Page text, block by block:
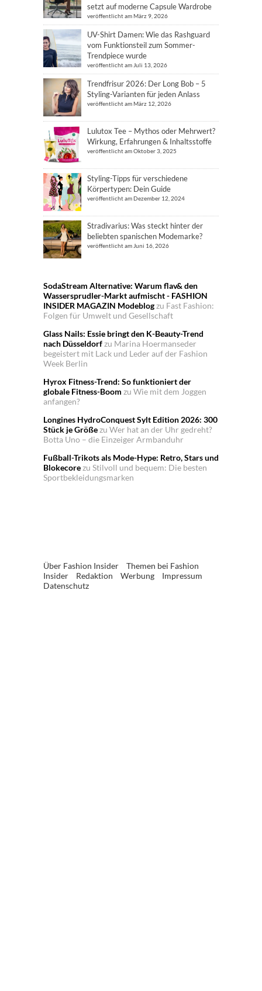
setzt auf moderne Capsule Wardrobe
veröffentlicht am März 9, 2026
UV-Shirt Damen: Wie das Rashguard
vom Funktionsteil zum Sommer-
Trendpiece wurde
veröffentlicht am Juli 13, 2026
Trendfrisur 2026: Der Long Bob – 5
Styling-Varianten für jeden Anlass
veröffentlicht am März 12, 2026
Lulutox Tee – Mythos oder Mehrwert?
Wirkung, Erfahrungen & Inhaltsstoffe
veröffentlicht am Oktober 3, 2025
Styling-Tipps für verschiedene
Körpertypen: Dein Guide
veröffentlicht am Dezember 12, 2024
Stradivarius: Was steckt hinter der
beliebten spanischen Modemarke?
veröffentlicht am Juni 16, 2026
SodaStream Alternative: Warum flav& den
Wassersprudler-Markt aufmischt - FASHION
INSIDER MAGAZIN Modeblogzu Fast Fashion:
Folgen für Umwelt und Gesellschaft
Glass Nails: Essie bringt den K-Beauty-Trend
nach Düsseldorfzu Marina Hoermanseder
begeistert mit Lack und Leder auf der Fashion
Week Berlin
Hyrox Fitness-Trend: So funktioniert der
globale Fitness-Boom zu Wie mit dem Joggen
anfangen?
Longines HydroConquest Sylt Edition 2026: 300
Stück je Größezu Wer hat an der Uhr gedreht?
Botta Uno – die Einzeiger Armbanduhr
Fußball-Trikots als Mode-Hype: Retro, Stars und
Blokecorezu Stilvoll und bequem: Die besten
Sportbekleidungsmarken
Über Fashion Insider
Themen bei Fashion
Insider
Redaktion Werbung
Impressum
Datenschutz